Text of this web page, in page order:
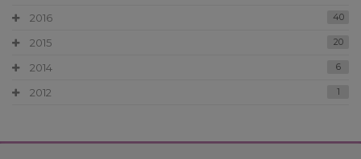
2016 40
2015 20
2014 6
2012 1